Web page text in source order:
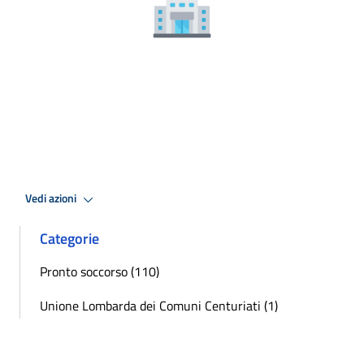
Vedi azioni
Categorie
Pronto soccorso (110)
Unione Lombarda dei Comuni Centuriati (1)